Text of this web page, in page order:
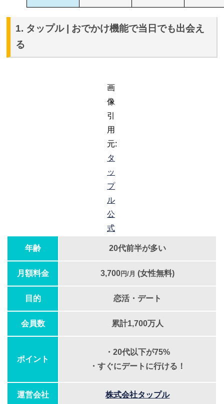
1. タップル | おでかけ機能で当日でも出会え
る
画
像
引
用
元:
タ
ッ
プ
ル
公
式
年齢 20代前半が多い
月額料金 3,700 円/月 (女性無料)
目的 恋活・デート
会員数 累計1,700万人
ポイント
・20代以下が75%
・すぐにデートに行ける！
運営会社 株式会社タップル